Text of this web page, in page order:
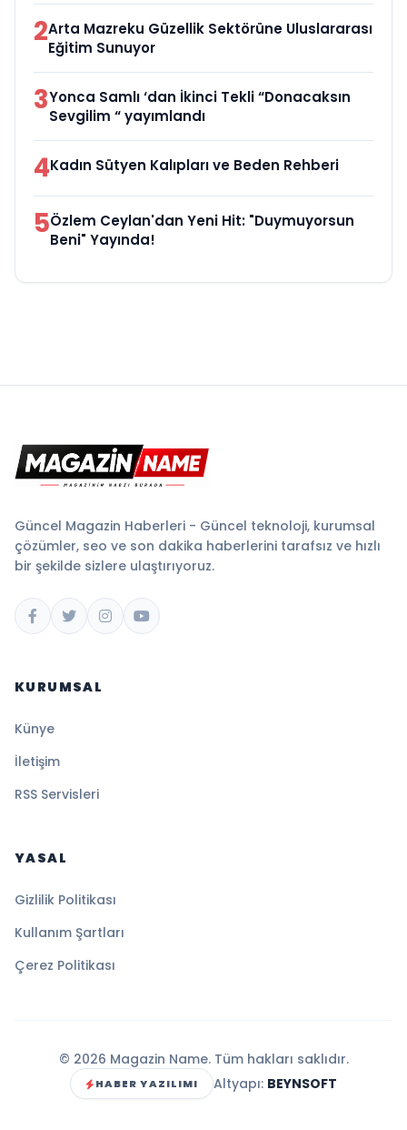
2Arta Mazreku Güzellik Sektörüne Uluslararası
Eğitim Sunuyor
3Yonca Samlı ‘dan İkinci Tekli “Donacaksın
Sevgilim “ yayımlandı
4Kadın Sütyen Kalıpları ve Beden Rehberi
5Özlem Ceylan'dan Yeni Hit: "Duymuyorsun
Beni" Yayında!
Güncel Magazin Haberleri - Güncel teknoloji, kurumsal
çözümler, seo ve son dakika haberlerini tarafsız ve hızlı
bir şekilde sizlere ulaştırıyoruz.
KURUMSAL
Künye
İletişim
RSS Servisleri
YASAL
Gizlilik Politikası
Kullanım Şartları
Çerez Politikası
© 2026 Magazin Name. Tüm hakları saklıdır.
HABER YAZILIMI Altyapı: BEYNSOFT